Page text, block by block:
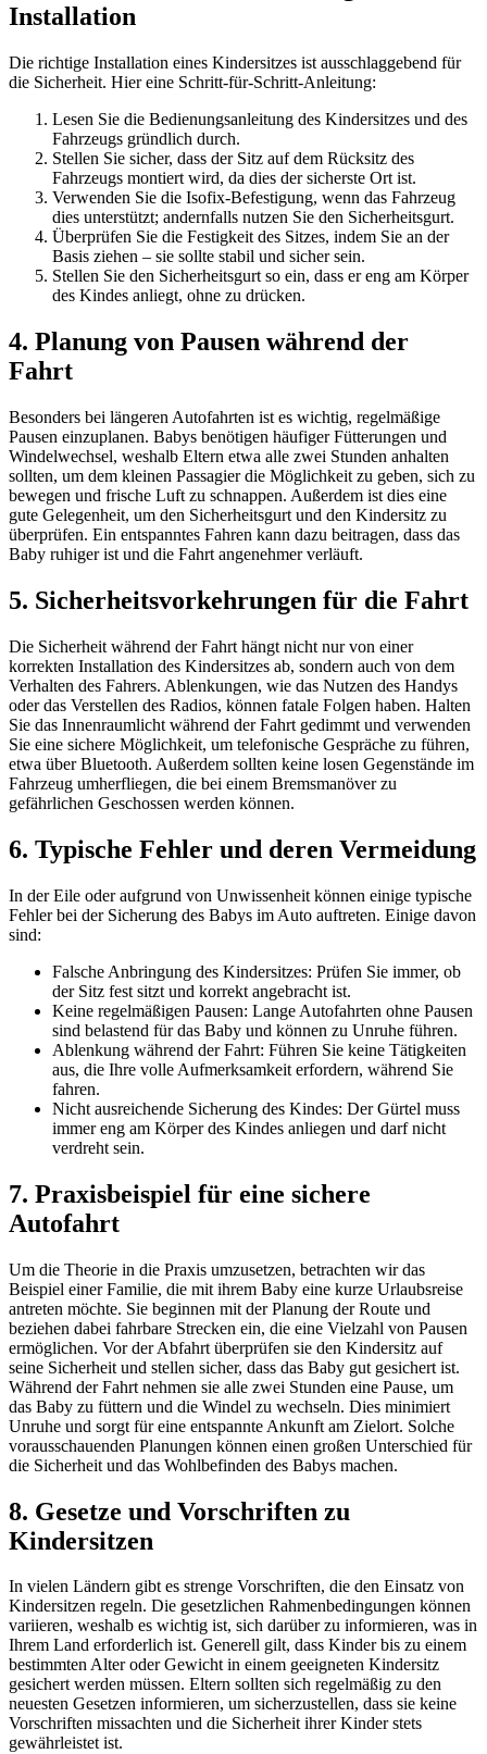
Installation
Die richtige Installation eines Kindersitzes ist ausschlaggebend für
die Sicherheit. Hier eine Schritt-für-Schritt-Anleitung:
Lesen Sie die Bedienungsanleitung des Kindersitzes und des
Fahrzeugs gründlich durch.
Stellen Sie sicher, dass der Sitz auf dem Rücksitz des
Fahrzeugs montiert wird, da dies der sicherste Ort ist.
Verwenden Sie die Isofix-Befestigung, wenn das Fahrzeug
dies unterstützt; andernfalls nutzen Sie den Sicherheitsgurt.
Überprüfen Sie die Festigkeit des Sitzes, indem Sie an der
Basis ziehen – sie sollte stabil und sicher sein.
Stellen Sie den Sicherheitsgurt so ein, dass er eng am Körper
des Kindes anliegt, ohne zu drücken.
4. Planung von Pausen während der
Fahrt
Besonders bei längeren Autofahrten ist es wichtig, regelmäßige
Pausen einzuplanen. Babys benötigen häufiger Fütterungen und
Windelwechsel, weshalb Eltern etwa alle zwei Stunden anhalten
sollten, um dem kleinen Passagier die Möglichkeit zu geben, sich zu
bewegen und frische Luft zu schnappen. Außerdem ist dies eine
gute Gelegenheit, um den Sicherheitsgurt und den Kindersitz zu
überprüfen. Ein entspanntes Fahren kann dazu beitragen, dass das
Baby ruhiger ist und die Fahrt angenehmer verläuft.
5. Sicherheitsvorkehrungen für die Fahrt
Die Sicherheit während der Fahrt hängt nicht nur von einer
korrekten Installation des Kindersitzes ab, sondern auch von dem
Verhalten des Fahrers. Ablenkungen, wie das Nutzen des Handys
oder das Verstellen des Radios, können fatale Folgen haben. Halten
Sie das Innenraumlicht während der Fahrt gedimmt und verwenden
Sie eine sichere Möglichkeit, um telefonische Gespräche zu führen,
etwa über Bluetooth. Außerdem sollten keine losen Gegenstände im
Fahrzeug umherfliegen, die bei einem Bremsmanöver zu
gefährlichen Geschossen werden können.
6. Typische Fehler und deren Vermeidung
In der Eile oder aufgrund von Unwissenheit können einige typische
Fehler bei der Sicherung des Babys im Auto auftreten. Einige davon
sind:
Falsche Anbringung des Kindersitzes: Prüfen Sie immer, ob
der Sitz fest sitzt und korrekt angebracht ist.
Keine regelmäßigen Pausen: Lange Autofahrten ohne Pausen
sind belastend für das Baby und können zu Unruhe führen.
Ablenkung während der Fahrt: Führen Sie keine Tätigkeiten
aus, die Ihre volle Aufmerksamkeit erfordern, während Sie
fahren.
Nicht ausreichende Sicherung des Kindes: Der Gürtel muss
immer eng am Körper des Kindes anliegen und darf nicht
verdreht sein.
7. Praxisbeispiel für eine sichere
Autofahrt
Um die Theorie in die Praxis umzusetzen, betrachten wir das
Beispiel einer Familie, die mit ihrem Baby eine kurze Urlaubsreise
antreten möchte. Sie beginnen mit der Planung der Route und
beziehen dabei fahrbare Strecken ein, die eine Vielzahl von Pausen
ermöglichen. Vor der Abfahrt überprüfen sie den Kindersitz auf
seine Sicherheit und stellen sicher, dass das Baby gut gesichert ist.
Während der Fahrt nehmen sie alle zwei Stunden eine Pause, um
das Baby zu füttern und die Windel zu wechseln. Dies minimiert
Unruhe und sorgt für eine entspannte Ankunft am Zielort. Solche
vorausschauenden Planungen können einen großen Unterschied für
die Sicherheit und das Wohlbefinden des Babys machen.
8. Gesetze und Vorschriften zu
Kindersitzen
In vielen Ländern gibt es strenge Vorschriften, die den Einsatz von
Kindersitzen regeln. Die gesetzlichen Rahmenbedingungen können
variieren, weshalb es wichtig ist, sich darüber zu informieren, was in
Ihrem Land erforderlich ist. Generell gilt, dass Kinder bis zu einem
bestimmten Alter oder Gewicht in einem geeigneten Kindersitz
gesichert werden müssen. Eltern sollten sich regelmäßig zu den
neuesten Gesetzen informieren, um sicherzustellen, dass sie keine
Vorschriften missachten und die Sicherheit ihrer Kinder stets
gewährleistet ist.